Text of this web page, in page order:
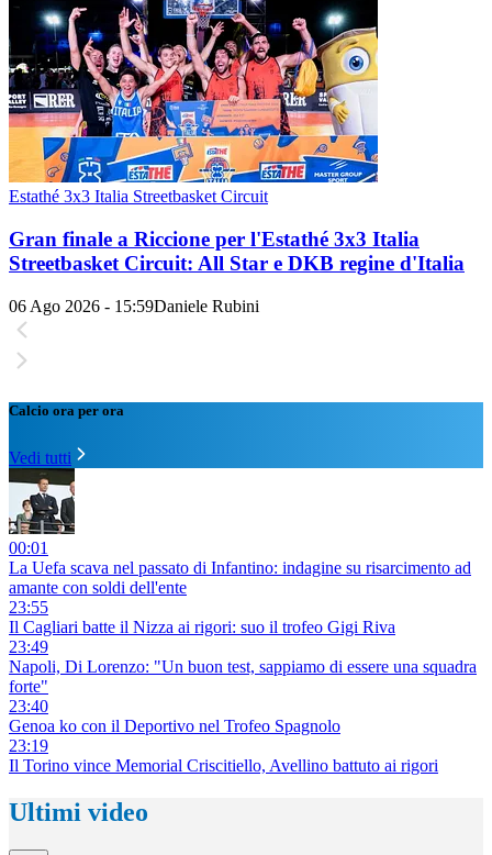
Estathé 3x3 Italia Streetbasket Circuit
Gran finale a Riccione per l'Estathé 3x3 Italia
Streetbasket Circuit: All Star e DKB regine d'Italia
06 Ago 2026 - 15:59Daniele Rubini
Calcio ora per ora
Vedi tutti
00:01
La Uefa scava nel passato di Infantino: indagine su risarcimento ad
amante con soldi dell'ente
23:55
Il Cagliari batte il Nizza ai rigori: suo il trofeo Gigi Riva
23:49
Napoli, Di Lorenzo: "Un buon test, sappiamo di essere una squadra
forte"
23:40
Genoa ko con il Deportivo nel Trofeo Spagnolo
23:19
Il Torino vince Memorial Criscitiello, Avellino battuto ai rigori
Ultimi video